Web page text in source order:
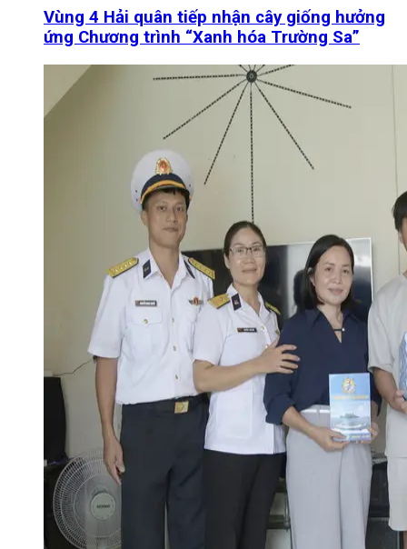
Vùng 4 Hải quân tiếp nhận cây giống hưởng
ứng Chương trình “Xanh hóa Trường Sa”